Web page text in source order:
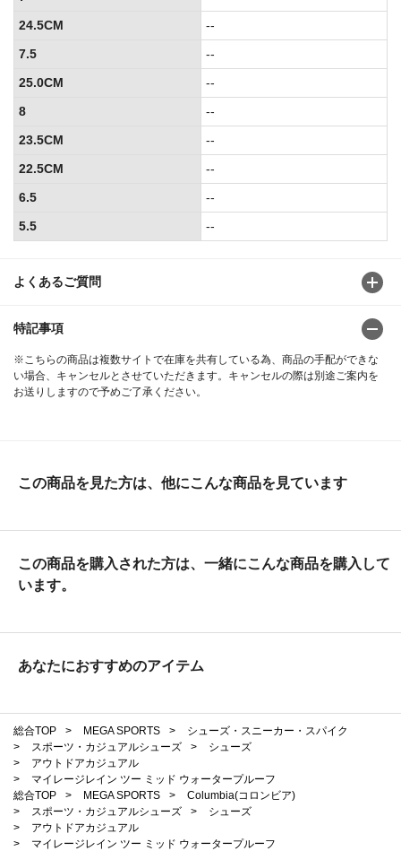
よくあるご質問
特記事項
※こちらの商品は複数サイトで在庫を共有している為、商品の手配ができな
い場合、キャンセルとさせていただきます。キャンセルの際は別途ご案内を
お送りしますので予めご了承ください。
24.5CM
--
7.5
--
25.0CM
--
8
--
23.5CM
--
22.5CM
--
6.5
--
5.5
--
この商品を見た方は、他にこんな商品を見ています
この商品を購入された方は、一緒にこんな商品を購入して
います。
あなたにおすすめのアイテム
総合TOP > MEGA SPORTS >
シューズ・スニーカー・スパイク
>
スポーツ・カジュアルシューズ >
シューズ
>
アウトドアカジュアル
>
マイレージレイン ツー ミッド ウォータープルーフ
総合TOP
> MEGA SPORTS >
Columbia(コロンビア)
>
スポーツ・カジュアルシューズ >
シューズ
>
アウトドアカジュアル
>
マイレージレイン ツー ミッド ウォータープルーフ